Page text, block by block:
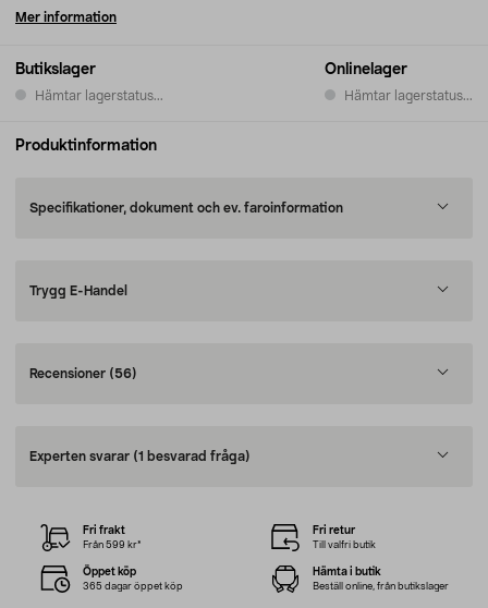
Butikslager
Hämtar lagerstatus...
Onlinelager
Hämtar lagerstatus...
Mer information
Produktinformation
Specifikationer, dokument och ev. faroinformation
Trygg E-Handel
Recensioner (56)
Experten svarar (1 besvarad fråga)
Fri frakt
Från 599 kr*
Fri retur
Till valfri butik
Öppet köp
365 dagar öppet köp
Hämta i butik
Beställ online, från butikslager